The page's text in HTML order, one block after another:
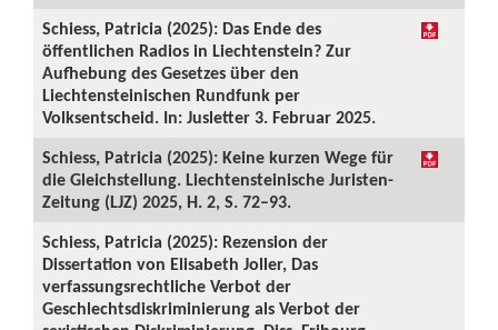
Schiess, Patricia (2025): Das Ende des
öffentlichen Radios in Liechtenstein? Zur
Aufhebung des Gesetzes über den
Liechtensteinischen Rundfunk per
Volksentscheid. In: Jusletter 3. Februar 2025.
Schiess, Patricia (2025): Keine kurzen Wege für
die Gleichstellung. Liechtensteinische Juristen-
Zeitung (LJZ) 2025, H. 2, S. 72–93.
Schiess, Patricia (2025): Rezension der
Dissertation von Elisabeth Joller, Das
verfassungsrechtliche Verbot der
Geschlechtsdiskriminierung als Verbot der